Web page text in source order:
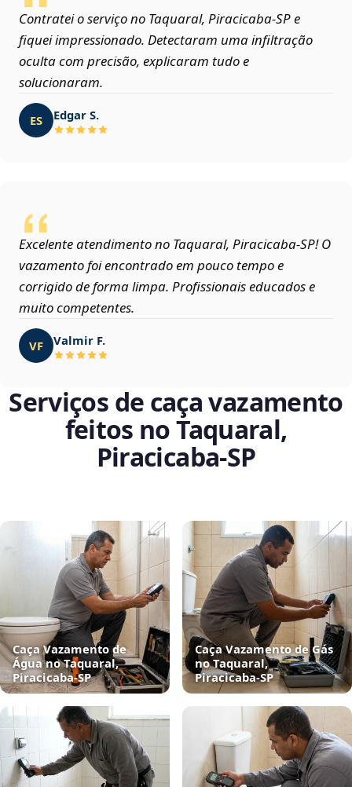
Contratei o serviço no Taquaral, Piracicaba‑SP e
fiquei impressionado. Detectaram uma infiltração
oculta com precisão, explicaram tudo e
solucionaram.
ES Edgar S.
Excelente atendimento no Taquaral, Piracicaba‑SP! O
vazamento foi encontrado em pouco tempo e
corrigido de forma limpa. Profissionais educados e
muito competentes.
VF Valmir F.
Serviços de caça vazamento
feitos no Taquaral,
Piracicaba‑SP
Caça Vazamento de
Água no Taquaral,
Piracicaba‑SP
Caça Vazamento de Gás
no Taquaral,
Piracicaba‑SP